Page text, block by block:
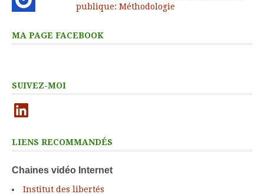
publique: Méthodologie
MA PAGE FACEBOOK
SUIVEZ-MOI
LinkedIn
LIENS RECOMMANDÉS
Chaines vidéo Internet
Institut des libertés